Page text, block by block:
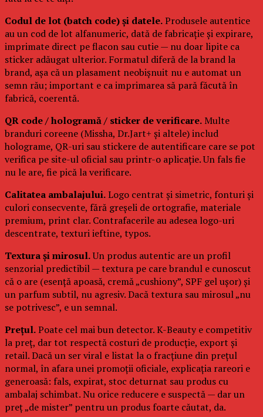
Codul de lot (batch code) și datele.Produsele autentice
au un cod de lot alfanumeric, dată de fabricație și expirare,
imprimate direct pe flacon sau cutie — nu doar lipite ca
sticker adăugat ulterior. Formatul diferă de la brand la
brand, așa că un plasament neobișnuit nu e automat un
semn rău; important e ca imprimarea să pară făcută în
fabrică, coerentă.
QR code / hologramă / sticker de verificare.Multe
branduri coreene (Missha, Dr.Jart+ și altele) includ
holograme, QR-uri sau stickere de autentificare care se pot
verifica pe site-ul oficial sau printr-o aplicație. Un fals fie
nu le are, fie pică la verificare.
Calitatea ambalajului.Logo centrat și simetric, fonturi și
culori consecvente, fără greșeli de ortografie, materiale
premium, print clar. Contrafacerile au adesea logo-uri
descentrate, texturi ieftine, typos.
Textura și mirosul.Un produs autentic are un profil
senzorial predictibil — textura pe care brandul e cunoscut
că o are (esență apoasă, cremă „cushiony”, SPF gel ușor) și
un parfum subtil, nu agresiv. Dacă textura sau mirosul „nu
se potrivesc”, e un semnal.
Prețul.Poate cel mai bun detector. K-Beauty e competitiv
la preț, dar tot respectă costuri de producție, export și
retail. Dacă un ser viral e listat la o fracțiune din prețul
normal, în afara unei promoții oficiale, explicația rareori e
generoasă: fals, expirat, stoc deturnat sau produs cu
ambalaj schimbat. Nu orice reducere e suspectă — dar un
preț „de mister” pentru un produs foarte căutat, da.